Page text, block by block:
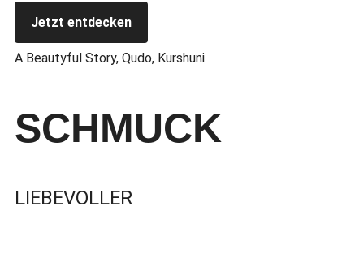
Jetzt entdecken
A Beautyful Story, Qudo, Kurshuni
SCHMUCK
LIEBEVOLLER